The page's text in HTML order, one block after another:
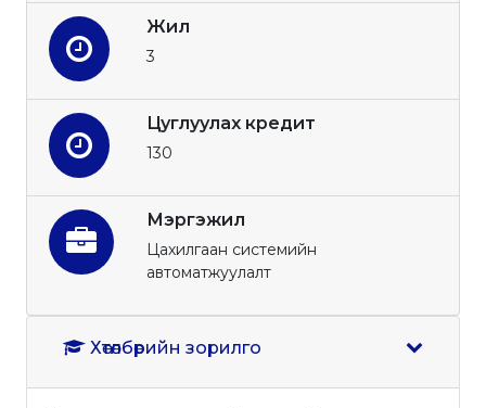
Жил
3
Цуглуулах кредит
130
Мэргэжил
Цахилгаан системийн
автоматжуулалт
Хөтөлбөрийн зорилго